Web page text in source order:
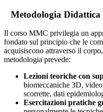
Metodologia Didattica
Il corso MMC privilegia un
fondato sul principio che le
acquisiscono attraverso il
metodologia prevede:
Lezioni teoriche con
biomeccaniche 3D,
scorrette, dati
Esercitazioni pratiche